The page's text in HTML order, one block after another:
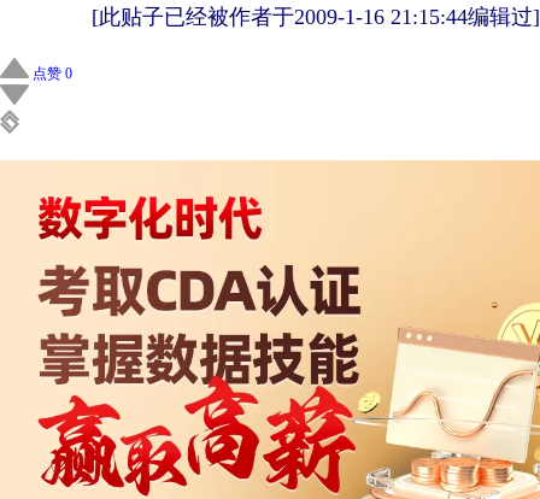
[此贴子已经被作者于2009-1-16 21:15:44编辑过]
点赞 0